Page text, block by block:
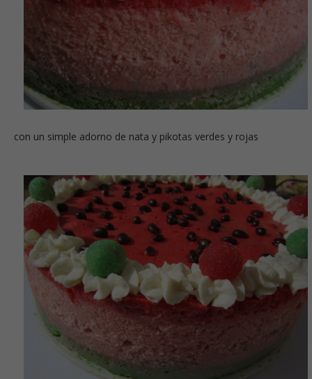
con un simple adorno de nata y pikotas verdes y rojas